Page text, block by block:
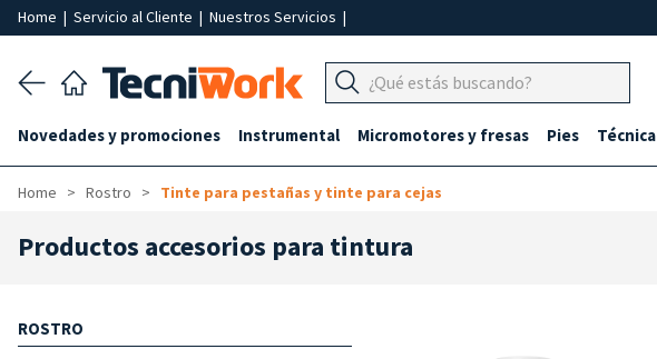
Home | Servicio al Cliente | Nuestros Servicios |
Novedades y promociones Instrumental Micromotores y fresas Pies Técnica
Home Rostro Tinte para pestañas y tinte para cejas
Productos accesorios para tintura
ROSTRO